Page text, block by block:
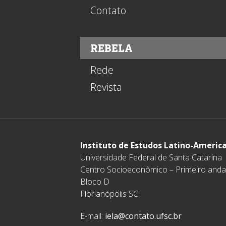
Contato
REBELA
Rede
Revista
Instituto de Estudos Latino-
Universidade Federal de Santa Catarina
Centro Socioeconômico – Primeiro
Bloco D
Florianópolis SC
E-mail: iela@contato.ufsc.br